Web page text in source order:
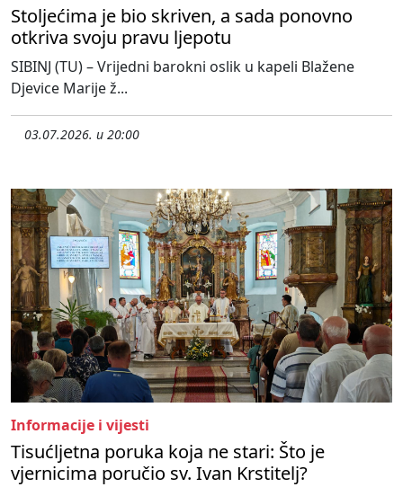
Stoljećima je bio skriven, a sada ponovno
otkriva svoju pravu ljepotu
SIBINJ (TU) – Vrijedni barokni oslik u kapeli Blažene
Djevice Marije ž...
03.07.2026. u 20:00
Informacije i vijesti
Tisućljetna poruka koja ne stari: Što je
vjernicima poručio sv. Ivan Krstitelj?